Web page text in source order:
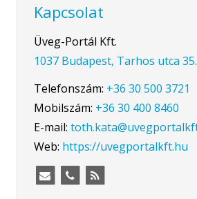
Kapcsolat
Üveg-Portál Kft.
1037 Budapest, Tarhos utca 35.
Telefonszám: +36 30 500 3721
Mobilszám: +36 30 400 8460
E-mail:
Web: https://uvegportalkft.hu